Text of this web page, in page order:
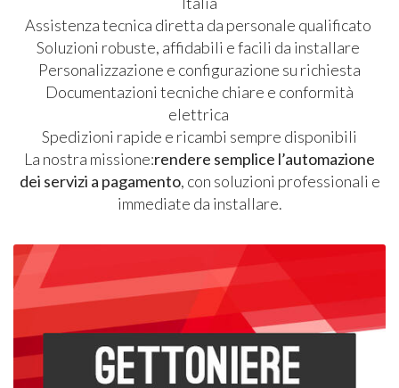
Assistenza tecnica diretta da personale qualificato
Soluzioni robuste, affidabili e facili da installare
Personalizzazione e configurazione su richiesta
Documentazioni tecniche chiare e conformità
elettrica
Spedizioni rapide e ricambi sempre disponibili
La nostra missione:rendere semplice l’automazione
dei servizi a pagamento, con soluzioni professionali e
immediate da installare.